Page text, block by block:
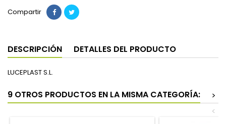
Compartir
DESCRIPCIÓN DETALLES DEL PRODUCTO
LUCEPLAST S.L.
9 OTROS PRODUCTOS EN LA MISMA CATEGORÍA:
>
<